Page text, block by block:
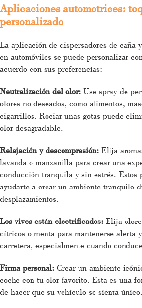
Aplicaciones automotrices:
personalizado
La aplicación de dispersadores de caña
en automóviles se puede personalizar
acuerdo con sus preferencias:
Neutralización del olor: Use spray de
olores no deseados, como alimentos,
cigarrillos. Rociar unas gotas puede
olor desagradable.
Relajación y descompresión: Elija
lavanda o manzanilla para crear una
conducción tranquila y sin estrés. Estos
ayudarte a crear un ambiente tranquilo
desplazamientos.
Los vives están electrificados: Elija
cítricos o menta para mantenerse alerta
carretera, especialmente cuando
Firma personal: Crear un ambiente
coche con tu olor favorito. Esta es una
de hacer que su vehículo se sienta único.